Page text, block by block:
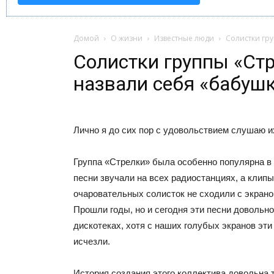
Домой О жизни Известные люди Солистки
Солистки группы
назвали себя
Лично я до сих пор с удовольствием слушаю
Группа «Стрелки» была особенно популярна
песни звучали на всех радиостанциях, а
очаровательных солисток не сходили с
Прошли годы, но и сегодня эти песни
дискотеках, хотя с наших голубых экранов эти
исчезли.